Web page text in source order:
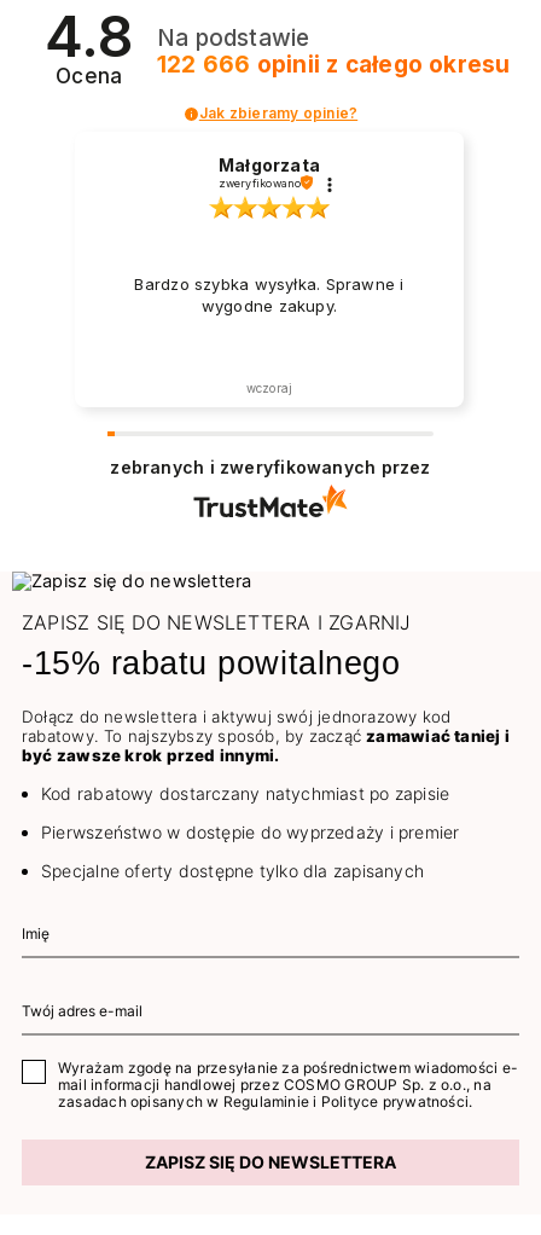
2026? Znajdź inspirację dla swojego manicure!
4.8
Ocena
Na podstawie
122 666 opinii z całego okresu
Jak zbieramy opinie?
Małgorzata
zweryfikowano
Bardzo szybka wysyłka. Sprawne i
wygodne zakupy.
wczoraj
zebranych i zweryfikowanych przez
ZAPISZ SIĘ DO NEWSLETTERA I ZGARNIJ
-15% rabatu powitalnego
Dołącz do newslettera i aktywuj swój jednorazowy kod
rabatowy. To najszybszy sposób, by zacząćzamawiać taniej i
być zawsze krok przed innymi.
Kod rabatowy dostarczany natychmiast po zapisie
Pierwszeństwo w dostępie do wyprzedaży i premier
Specjalne oferty dostępne tylko dla zapisanych
Wyrażam zgodę na przesyłanie za pośrednictwem wiadomości e-
mail informacji handlowej przez COSMO GROUP Sp. z o.o., na
zasadach opisanych w Regulaminie i Polityce prywatności.
ZAPISZ SIĘ DO NEWSLETTERA